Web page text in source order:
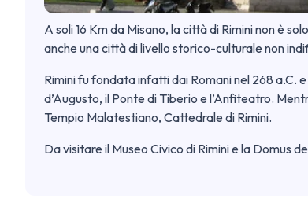
A soli 16 Km da Misano, la città di Rimini non è
anche una città di livello storico-culturale non
Rimini fu fondata infatti dai Romani nel 268 a.C.
d’Augusto, il Ponte di Tiberio e l’Anfiteatro.
Tempio Malatestiano, Cattedrale di Rimini.
Da visitare il Museo Civico di Rimini e la Domus